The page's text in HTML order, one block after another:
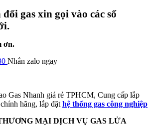
gas xin gọi vào các số
ơn.
Nhắn zalo ngay
Gas Nhanh giá rẻ TPHCM, Cung cấp lắp
hãng, lắp đặt hệ thống gas công nghiệp
MẠI DỊCH VỤ GAS LỬA